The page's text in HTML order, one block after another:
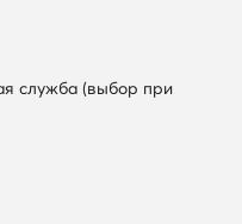
служба (выбор при